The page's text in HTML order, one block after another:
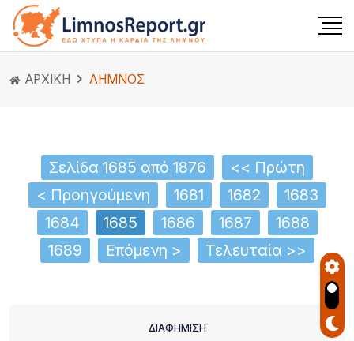
ΑΡΧΙΚΗ ΛΗΜΝΟΣ
Σελίδα 1685 από 1876
<< Πρώτη
< Προηγούμενη
1681 1682
1683
1684
1685 1686 1687
1688
1689
Επόμενη > Τελευταία >>
ΔΙΑΦΗΜΙΣΗ